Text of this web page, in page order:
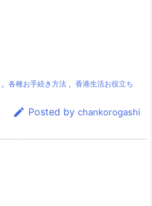
, 各種お手続き方法 , 香港生活お役立ち
 Posted by chankorogashi